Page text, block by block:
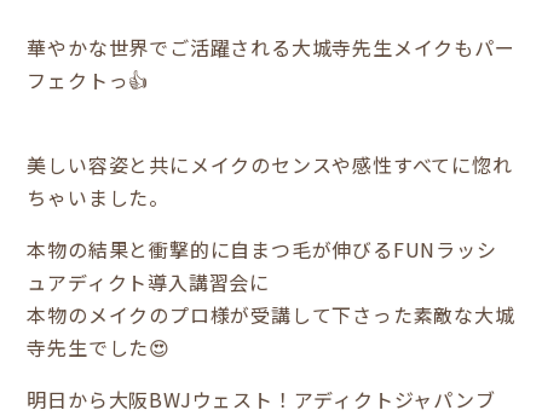
華やかな世界でご活躍される大城寺先生メイクもパー
フェクトっ👍
美しい容姿と共にメイクのセンスや感性すべてに惚れ
ちゃいました。
本物の結果と衝撃的に自まつ毛が伸びるFUNラッシ
ュアディクト導入講習会に
本物のメイクのプロ様が受講して下さった素敵な大城
寺先生でした😍
明日から大阪BWJウェスト！アディクトジャパンブ